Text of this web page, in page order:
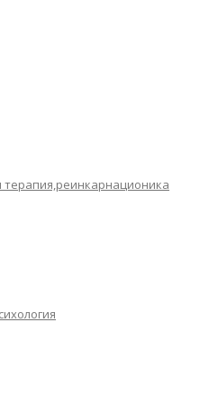
терапия,реинкарнационика